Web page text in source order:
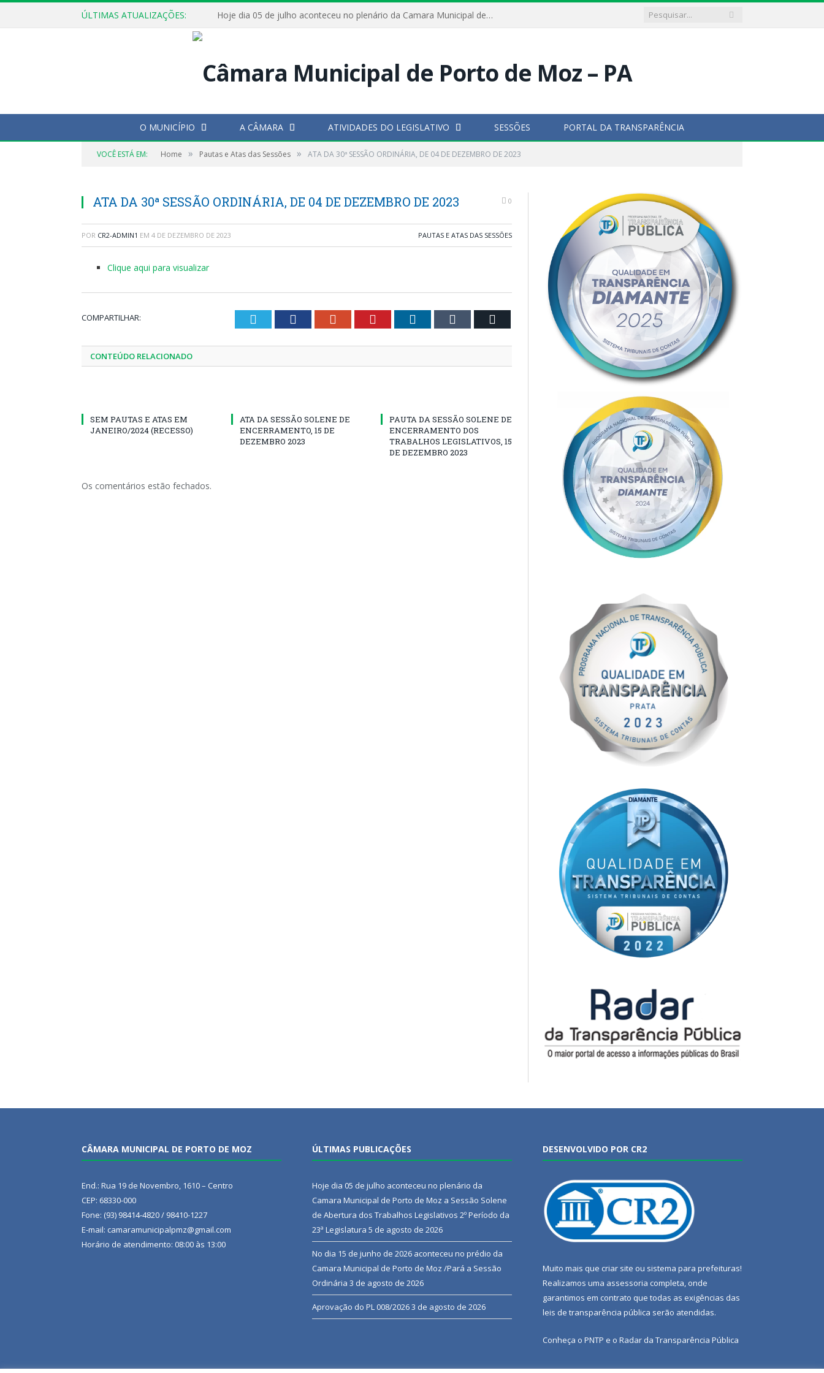
ÚLTIMAS ATUALIZAÇÕES: Hoje dia 05 de julho aconteceu no plenário da Camara Municipal de Porto de Moz a Sessão Solene de Abertura dos Trabalhos Legislativos 2º Período da 23ª Legislatura
O MUNICÍPIO A CÂMARA ATIVIDADES DO LEGISLATIVO SESSÕES PORTAL DA TRANSPARÊNCIA
VOCÊ ESTÁ EM: Home » Pautas e Atas das Sessões » ATA DA 30ª SESSÃO ORDINÁRIA, DE 04 DE DEZEMBRO DE 2023
ATA DA 30ª SESSÃO ORDINÁRIA, DE 04 DE DEZEMBRO DE 2023 0
POR CR2-ADMIN1 EM 4 DE DEZEMBRO DE 2023 PAUTAS E ATAS DAS SESSÕES
Clique aqui para visualizar
COMPARTILHAR: Twitter Facebook Google+ Pinterest LinkedIn Tumblr
CONTEÚDO RELACIONADO
SEM PAUTAS E ATAS EM
JANEIRO/2024 (RECESSO)
ATA DA SESSÃO SOLENE DE
ENCERRAMENTO, 15 DE
DEZEMBRO 2023
PAUTA DA SESSÃO SOLENE DE
ENCERRAMENTO DOS
TRABALHOS LEGISLATIVOS, 15
DE DEZEMBRO 2023
Os comentários estão fechados.
CÂMARA MUNICIPAL DE PORTO DE MOZ
End.: Rua 19 de Novembro, 1610 – Centro
CEP: 68330-000
Fone: (93) 98414-4820 / 98410-1227
E-mail: camaramunicipalpmz@gmail.com
Horário de atendimento: 08:00 às 13:00
ÚLTIMAS PUBLICAÇÕES
Hoje dia 05 de julho aconteceu no plenário da
Camara Municipal de Porto de Moz a Sessão Solene
de Abertura dos Trabalhos Legislativos 2º Período da
23ª Legislatura 5 de agosto de 2026
No dia 15 de junho de 2026 aconteceu no prédio da
Camara Municipal de Porto de Moz /Pará a Sessão
Ordinária 3 de agosto de 2026
Aprovação do PL 008/20263 de agosto de 2026
DESENVOLVIDO POR CR2
Muito mais que criar site ou sistema para prefeituras!
Realizamos uma assessoria completa, onde
garantimos em contrato que todas as exigências das
leis de transparência pública serão atendidas.
Conheça o PNTP e o Radar da Transparência Pública